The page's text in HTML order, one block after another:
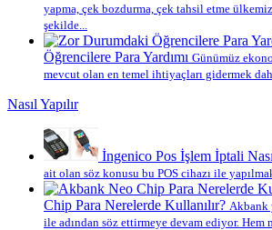
yapma, çek bozdurma, çek tahsil etme
şekilde...
Öğrencilere Para Yardımı Günümüz
mevcut olan en temel ihtiyaçları gidermek
Nasıl Yapılır
İngenico Pos İşlem İptali
ait olan söz konusu bu POS cihazı ile
Chip Para Nerelerde Kullanılır? Akbank
ile adından söz ettirmeye devam ediyor.